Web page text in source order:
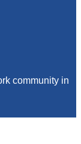
community in